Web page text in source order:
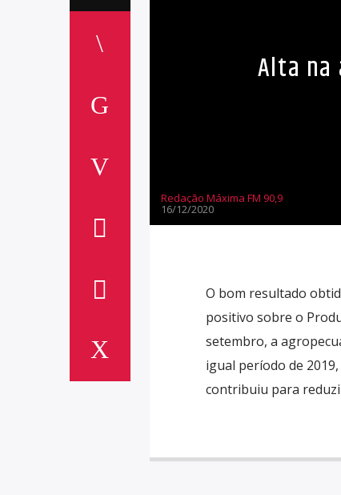
Alta na
Redação Máxima FM 90,9
16/12/2020
O bom resultado
positivo sobre o
setembro, a
igual período de
contribuiu para